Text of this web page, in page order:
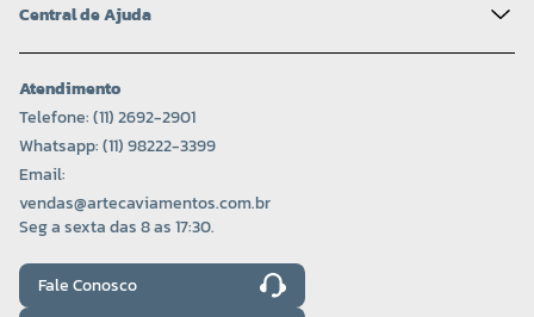
Central de Ajuda
Atendimento
Telefone: (11) 2692-2901
Whatsapp: (11) 98222-3399
Email:
vendas@artecaviamentos.com.br
Seg a sexta das 8 as 17:30.
Fale Conosco